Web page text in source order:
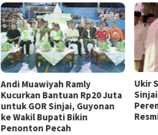
Andi Muawiyah Ramly
Kucurkan Bantuan Rp20 Juta
untuk GOR Sinjai, Guyonan
ke Wakil Bupati Bikin
Penonton Pecah
Ukir